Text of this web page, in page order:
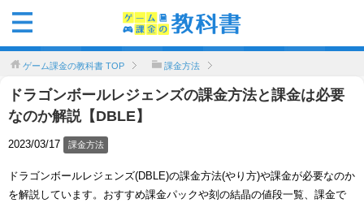
ゲーム課金の教科書 TOP 課金方法
ドラゴンボールレジェンズの課金方法と課金は必要
なのか解説【DBLE】
2023/03/17 課金方法
ドラゴンボールレジェンズ(DBLE)の課金方法(やり方)や課金が必要なのか
を解説しています。おすすめ課金パックや刻の結晶の値段一覧、課金で